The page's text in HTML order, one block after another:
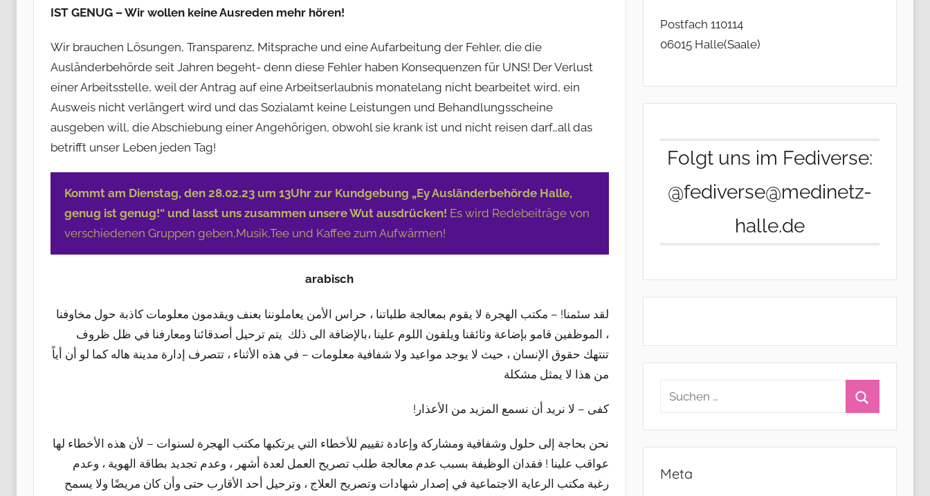
k
h
IST GENUG – Wir wollen keine Ausreden mehr hören!
Wir brauchen Lösungen, Transparenz, Mitsprache und eine Aufarbeitung der Fehler, die die
Ausländerbehörde seit Jahren begeht- denn diese Fehler haben Konsequenzen für UNS! Der Verlust
einer Arbeitsstelle, weil der Antrag auf eine Arbeitserlaubnis monatelang nicht bearbeitet wird, ein
Ausweis nicht verlängert wird und das Sozialamt keine Leistungen und Behandlungsscheine
ausgeben will, die Abschiebung einer Angehörigen, obwohl sie krank ist und nicht reisen darf…all das
betrifft unser Leben jeden Tag!
Kommt am Dienstag, den 28.02.23 um 13Uhr zur Kundgebung „Ey Ausländerbehörde Halle,
genug ist genug!“ und lasst uns zusammen unsere Wut ausdrücken! Es wird Redebeiträge von
verschiedenen Gruppen geben,Musik,Tee und Kaffee zum Aufwärmen!
arabisch
لقد سئمنا! – مكتب الهجرة لا يقوم بمعالجة طلباتنا ، حراس الأمن يعاملوننا بعنف ويقدمون معلومات كاذبة حول مخاوفنا
، الموظفين قامو بإضاعة وثائقنا ويلقون اللوم علينا ،بالإضافة الى ذلك يتم ترحيل أصدقائنا ومعارفنا في ظل ظروف
تنتهك حقوق الإنسان ، حيث لا يوجد مواعيد ولا شفافية معلومات – في هذه الأثناء ، تتصرف إدارة مدينة هاله كما لو أن أياً
من هذا لا يمثل مشكلة
!كفى – لا نريد أن نسمع المزيد من الأعذار
نحن بحاجة إلى حلول وشفافية ومشاركة وإعادة تقييم للأخطاء التي يرتكبها مكتب الهجرة لسنوات – لأن هذه الأخطاء لها
عواقب علينا ! فقدان الوظيفة بسبب عدم معالجة طلب تصريح العمل لعدة أشهر ، وعدم تجديد بطاقة الهوية ، وعدم
رغبة مكتب الرعاية الاجتماعية في إصدار شهادات وتصريح العلاج ، وترحيل أحد الأقارب حتى وأن كان مريضًا ولا يسمح
Postfach 110114
06015 Halle(Saale)
Folgt uns im Fediverse:
@fediverse@medinetz-
halle.de
Suchen
Meta